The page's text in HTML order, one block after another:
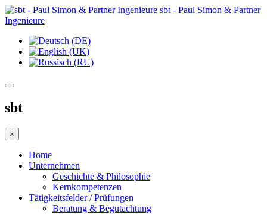
sbt - Paul Simon & Partner
Ingenieure
sbt
×
Home
Unternehmen
Geschichte & Philosophie
Kernkompetenzen
Tätigkeitsfelder / Prüfungen
Beratung & Begutachtung